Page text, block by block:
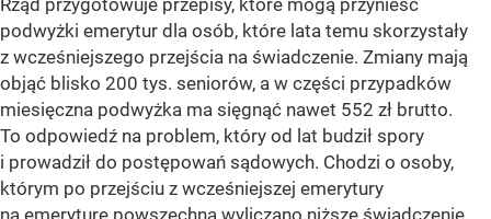
podwyżki emerytur dla osób, które lata temu skorzystały
z wcześniejszego przejścia na świadczenie. Zmiany mają
objąć blisko 200 tys. seniorów, a w części przypadków
miesięczna podwyżka ma sięgnąć nawet 552 zł brutto.
To odpowiedź na problem, który od lat budził spory
i prowadził do postępowań sądowych. Chodzi o osoby,
którym po przejściu z wcześniejszej emerytury
na emeryturę powszechną wyliczano niższe świadczenie.